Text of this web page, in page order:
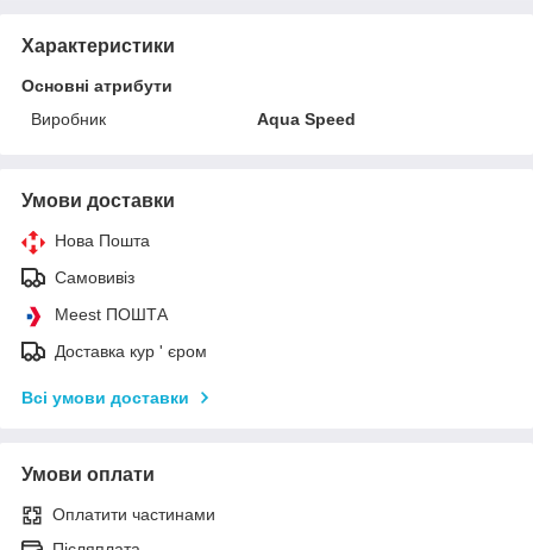
Характеристики
Основні атрибути
Виробник
Aqua Speed
Умови доставки
Нова Пошта
Самовивіз
Meest ПОШТА
Доставка кур ' єром
Всі умови доставки
Умови оплати
Оплатити частинами